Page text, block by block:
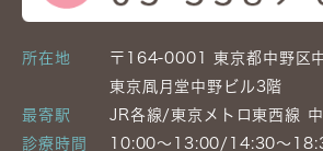
所在地
〒164-0001 東京都中野
東京凮月堂中野ビル3階
最寄駅
JR各線/東京メトロ東西線
診療時間
10:00～13:00/14:30～